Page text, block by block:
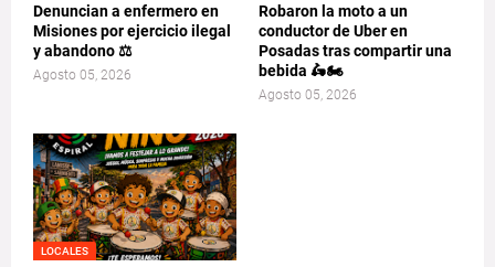
Denuncian a enfermero en
Misiones por ejercicio ilegal
y abandono ⚖️
Agosto 05, 2026
Robaron la moto a un
conductor de Uber en
Posadas tras compartir una
bebida 🛵🏍️
Agosto 05, 2026
LOCALES